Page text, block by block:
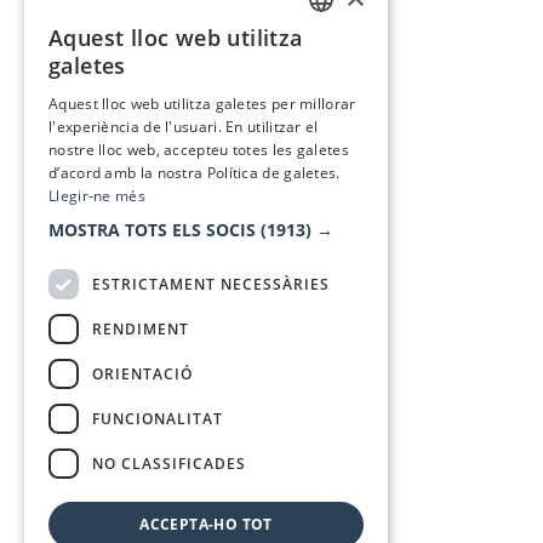
Aquest lloc web utilitza
galetes
Aquest lloc web utilitza galetes per millorar
l'experiència de l'usuari. En utilitzar el
nostre lloc web, accepteu totes les galetes
d’acord amb la nostra Política de galetes.
Llegir-ne més
MOSTRA TOTS ELS SOCIS (1913) →
ESTRICTAMENT NECESSÀRIES
RENDIMENT
ORIENTACIÓ
FUNCIONALITAT
NO CLASSIFICADES
ACCEPTA-HO TOT